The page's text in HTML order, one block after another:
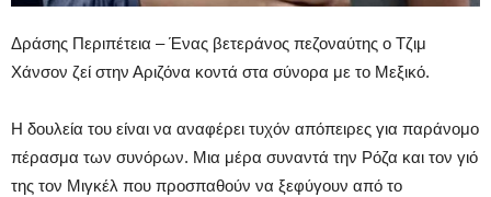
Δράσης Περιπέτεια – Ένας βετεράνος πεζοναύτης ο Τζιμ
Χάνσον ζεί στην Αριζόνα κοντά στα σύνορα με το Μεξικό.
Η δουλεία του είναι να αναφέρει τυχόν απόπειρες για παράνομο
πέρασμα των συνόρων. Μια μέρα συναντά την Ρόζα και τον γιό
της τον Μιγκέλ που προσπαθούν να ξεφύγουν από το